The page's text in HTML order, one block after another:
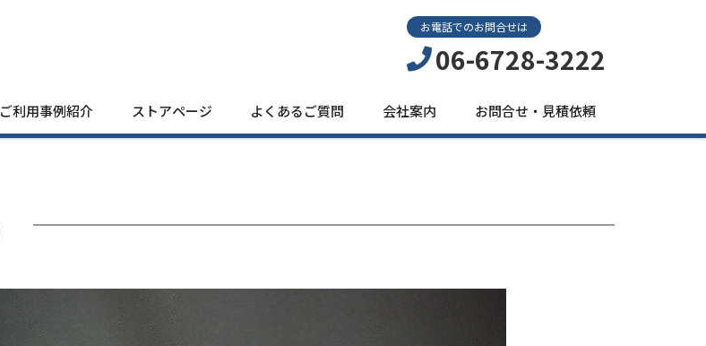
お電話でのお問合せは
06-6728-3222
ご利用事例紹介 ストアページ よくあるご質問 会社案内 お問合せ・見積依頼